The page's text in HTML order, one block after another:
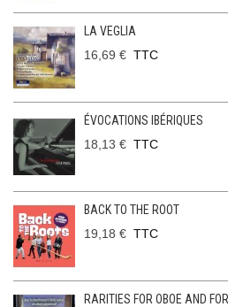
LA VEGLIA
16,69 € TTC
ÉVOCATIONS IBÉRIQUES
18,13 € TTC
BACK TO THE ROOT
19,18 € TTC
RARITIES FOR OBOE AND